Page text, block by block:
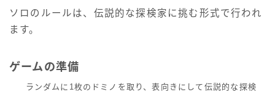
ソロのルールは、伝説的な探検家に挑む形式で行われ
ます。
ゲームの準備
ランダムに1枚のドミノを取り、表向きにして伝説的な探検